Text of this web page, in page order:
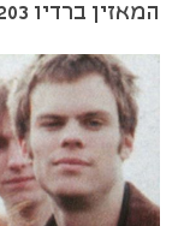
המאזין ברדיו 203: ספיישל Slowdive